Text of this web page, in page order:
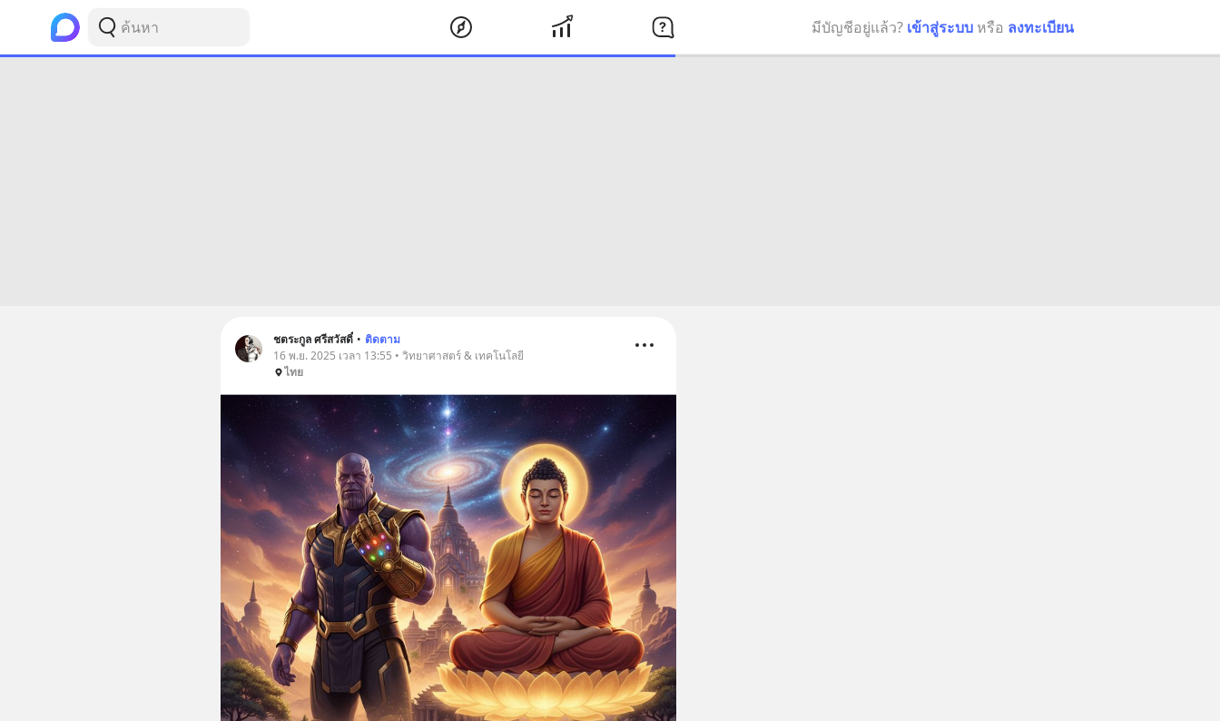
มีบัญชีอยู่แล้ว? เข้าสู่ระบบ หรือ ลงทะเบียน
ชตระกูล ศรีสวัสดิ์ • ติดตาม
16 พ.ย. 2025 เวลา 13:55 • วิทยาศาสตร์ & เทคโนโลยี
ไทย